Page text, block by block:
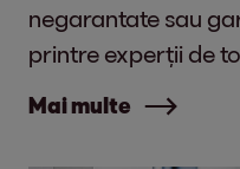
negarantate sau
printre experții de
Mai multe